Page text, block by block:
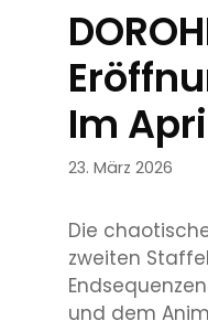
Im
23. März 2026
Die
zweiten
und dem